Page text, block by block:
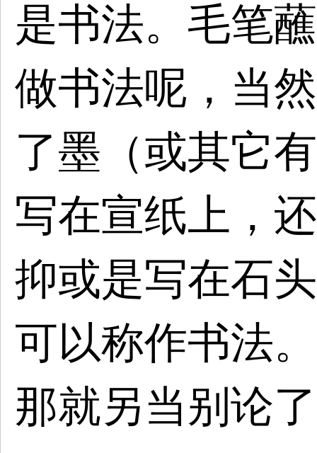
是书法。毛笔
做书法呢，当
了墨（或其它
写在宣纸上，
抑或是写在石
可以称作书法
那就另当别论